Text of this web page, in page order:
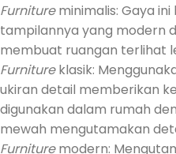
Furnitureminimalis: Gaya
tampilannya yang modern
membuat ruangan terlihat
Furnitureklasik:
ukiran detail memberikan
digunakan dalam rumah
mewah mengutamakan
Furnituremodern: